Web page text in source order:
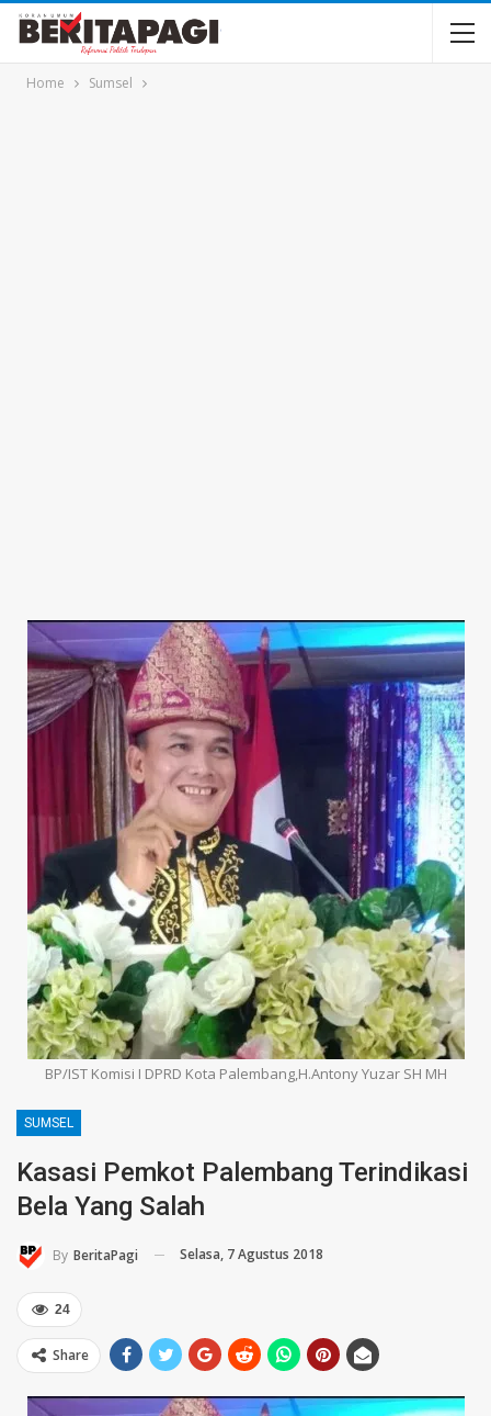
Home Sumsel
BP/IST Komisi I DPRD Kota Palembang,H.Antony Yuzar SH MH
SUMSEL
Kasasi Pemkot Palembang Terindikasi
Bela Yang Salah
By BeritaPagi Selasa, 7 Agustus 2018
24
Share